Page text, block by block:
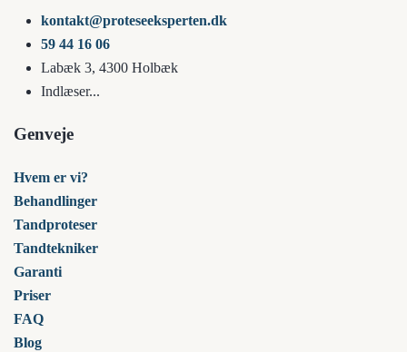
kontakt@proteseeksperten.dk
59 44 16 06
Labæk 3, 4300 Holbæk
Indlæser...
Genveje
Hvem er vi?
Behandlinger
Tandproteser
Tandtekniker
Garanti
Priser
FAQ
Blog